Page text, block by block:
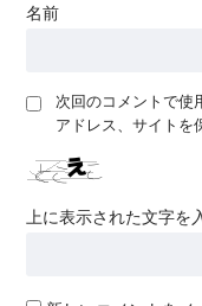
名前
次回のコメントで使
アドレス、サイトを
上に表示された文字を